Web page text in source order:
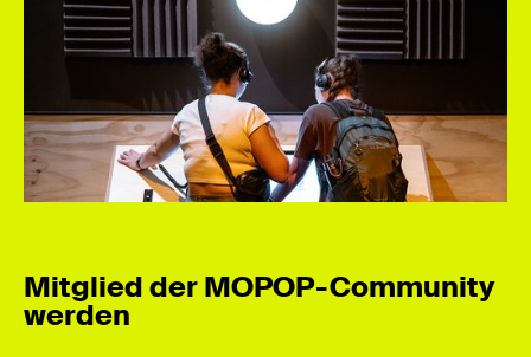
Mitglied der MOPOP-Community
werden